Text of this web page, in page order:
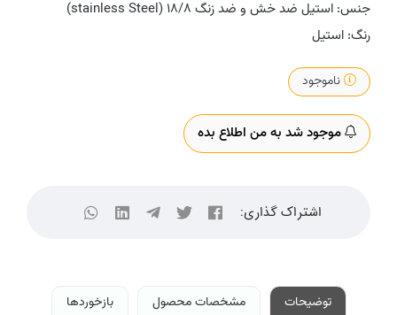
جنس: استیل ضد خش و ضد زنگ ۱۸/۸ (stainless Steel)
رنگ: استیل
ناموجود
موجود شد به من اطلاع بده
اشتراک گذاری:
توضیحات مشخصات محصول بازخوردها